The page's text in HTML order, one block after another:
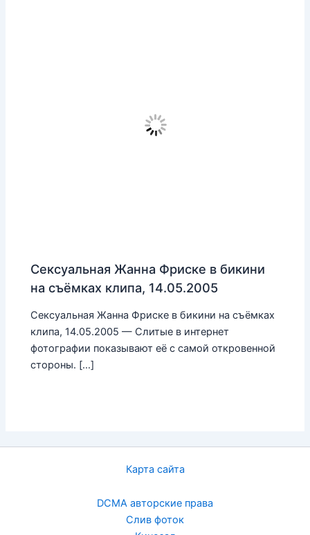
Сексуальная Жанна Фриске в бикини
на съёмках клипа, 14.05.2005
Сексуальная Жанна Фриске в бикини на съёмках
клипа, 14.05.2005 — Слитые в интернет
фотографии показывают её с самой откровенной
стороны. […]
Карта сайта
DCMA авторские права
Слив фоток